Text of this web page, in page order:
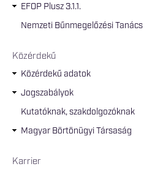
EFOP Plusz 3.1.1.
Nemzeti Bűnmegelőzési Tanács
Közérdekű
Közérdekű adatok
Jogszabályok
Kutatóknak, szakdolgozóknak
Magyar Börtönügyi Társaság
Karrier